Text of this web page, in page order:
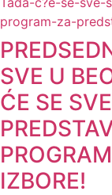
SVE U
ĆE SE
IZBORE!